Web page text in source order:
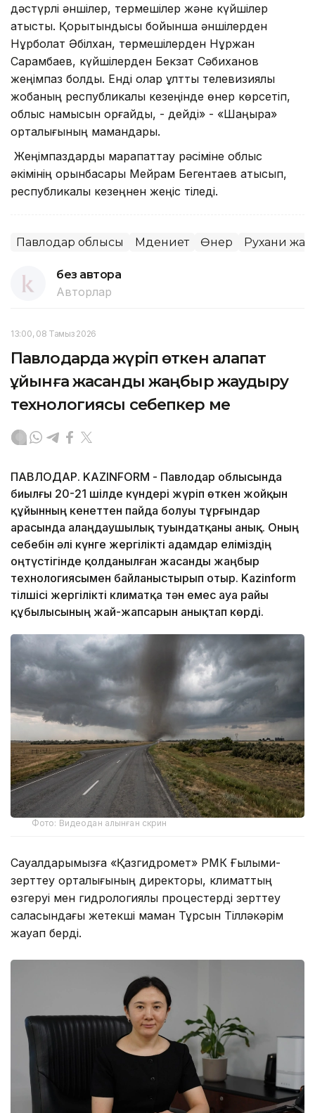
дәстүрлі әншілер, термешілер және күйшілер
қатысты. Қорытындысы бойынша әншілерден
Нұрболат Әбілxан, термешілерден Нұржан
Сарқамбаев, күйшілерден Бекзат Сәбиxанов
жеңімпаз болды. Енді олар ұлттық телевизиялық
жобаның республикалық кезеңінде өнер көрсетіп,
облыс намысын қорғайды, - дейді» - «Шаңырақ»
орталығының мамандары.
Жеңімпаздарды марапаттау рәсіміне облыс
әкімінің орынбасары Мейрам Бегентаев қатысып,
республикалық кезеңнен жеңіс тіледі.
Павлодар облысы Мәдениет Өнер Рухани
без автора
Авторлар
13:00, 08 Тамыз 2026
Павлодарда жүріп өткен алапат
құйынға жасанды жаңбыр жаудыру
технологиясы себепкер ме
ПАВЛОДАР. KAZINFORM - Павлодар облысында
биылғы 20-21 шілде күндері жүріп өткен жойқын
құйынның кенеттен пайда болуы тұрғындар
арасында алаңдаушылық туындатқаны анық. Оның
себебін әлі күнге жергілікті адамдар еліміздің
оңтүстігінде қолданылған жасанды жаңбыр
технологиясымен байланыстырып отыр. Kazinform
тілшісі жергілікті климатқа тән емес ауа райы
құбылысының жай-жапсарын анықтап көрді.
Фото: Видеодан алынған скрин
Сауалдарымызға «Қазгидромет» РМК Ғылыми-
зерттеу орталығының директоры, климаттың
өзгеруі мен гидрологиялық процестерді зерттеу
саласындағы жетекші маман Тұрсын Тілләкәрім
жауап берді.